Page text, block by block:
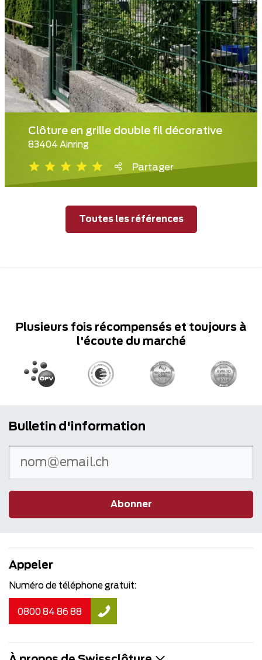
Clôture en grille double fil décorative
83404 Ainring
Partager
Toutes les références
Plusieurs fois récompensés et toujours à
l'écoute du marché
Bulletin d'information
Abonner
Appeler
Numéro de téléphone gratuit:
0800 84 86 88